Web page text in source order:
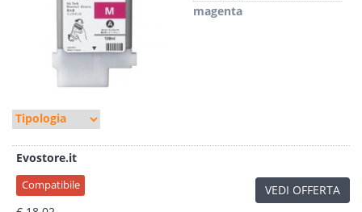
magenta
Evostore.it
Compatibile VEDI OFFERTA